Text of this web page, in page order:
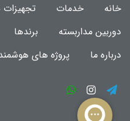
خانه خدمات
دوربین مداربسته
برندها
درباره ما
پروژه های